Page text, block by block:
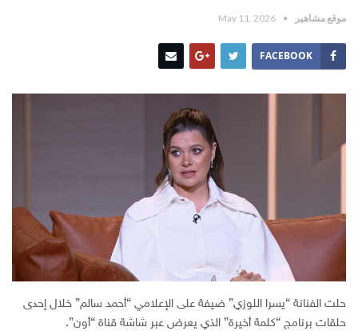
موقع مشاهير May 11, 2026
FACEBOOK
حلت الفنانة “يسرا اللوزي” ضيفة على الإعلامي “أحمد سالم” خلال إحدى
حلقات برنامج “كلمة أخيرة” الذي يعرض عبر شاشة قناة “أون”.